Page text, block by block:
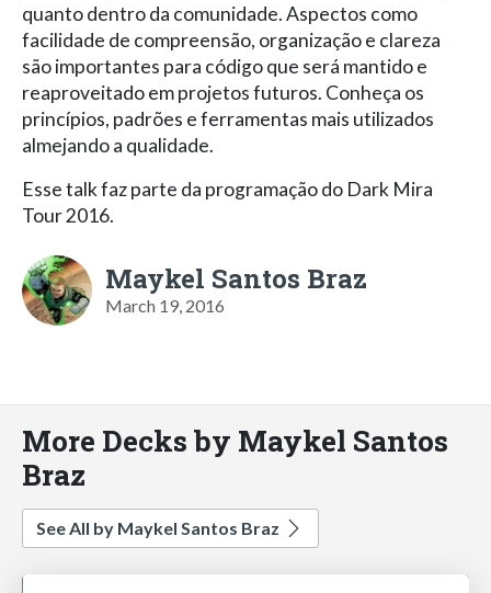
quanto dentro da comunidade. Aspectos como
facilidade de compreensão, organização e clareza
são importantes para código que será mantido e
reaproveitado em projetos futuros. Conheça os
princípios, padrões e ferramentas mais utilizados
almejando a qualidade.
Esse talk faz parte da programação do Dark Mira
Tour 2016.
Maykel Santos Braz
March 19, 2016
More Decks by Maykel Santos
Braz
See All by Maykel Santos Braz